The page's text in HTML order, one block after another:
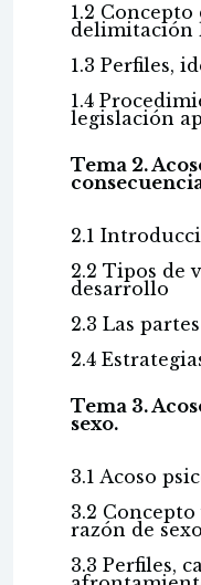
1.2
delimitación
1.3 Perfiles,
1.4
legislación
Tema 2.
2.1
2.2 Tipos de
desarrollo
2.3 Las
2.4
Tema 3.
sexo.
3.1 Acoso
3.2
razón de
3.3 Perfiles,